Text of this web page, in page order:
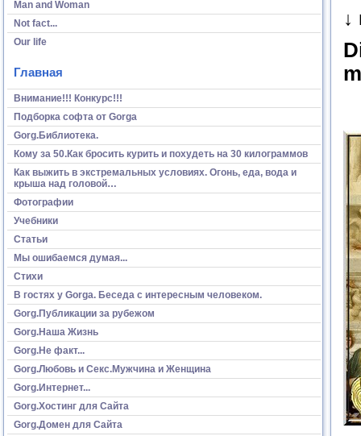
Man and Woman
Not fact...
Our life
Главная
Внимание!!! Конкурс!!!
Подборка софта от Gorga
Gorg.Библиотека.
Кому за 50.Как бросить курить и похудеть на 30 килограммов
Как выжить в экстремальных условиях. Огонь, еда, вода и
крыша над головой…
Фотографии
Учебники
Статьи
Мы ошибаемся думая...
Стихи
В гостях у Gorga. Беседа с интересным человеком.
Gorg.Публикации за рубежом
Gorg.Наша Жизнь
Gorg.Не факт...
Gorg.Любовь и Секс.Мужчина и Женщина
Gorg.Интернет...
Gorg.Хостинг для Сайта
Gorg.Домен для Сайта